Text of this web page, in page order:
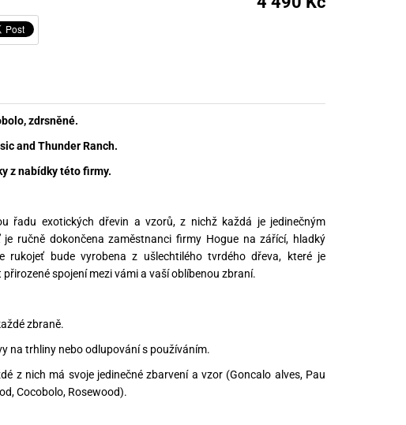
Ochranné prostředky
Rowan Engineering
Svítilny
zdrsněné.
and Thunder Ranch.
z nabídky této firmy.
řadu exotických dřevin a vzorů, z nichž každá je jedinečným
ručně dokončena zaměstnanci firmy Hogue na zářící, hladký
rukojeť bude vyrobena z ušlechtilého tvrdého dřeva, které je
spojení mezi vámi a vaší oblíbenou zbraní.
zbraně.
na trhliny nebo odlupování s používáním.
z nich má svoje jedinečné zbarvení a vzor (Goncalo alves, Pau
Cocobolo, Rosewood).